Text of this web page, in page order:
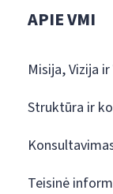
APIE VMI
Misija, Vizija
Struktūra ir
Teisinė